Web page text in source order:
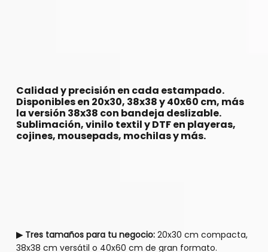
Calidad y precisión en cada estampado.
Disponibles en 20x30, 38x38 y 40x60 cm, más
la versión 38x38 con bandeja deslizable.
Sublimación, vinilo textil y DTF en playeras,
cojines, mousepads, mochilas y más.
▶ Tres tamaños para tu negocio:20x30 cm compacta,
38x38 cm versátil o 40x60 cm de gran formato.